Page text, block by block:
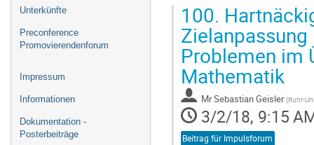
Unterkünfte
Preconference
Promovierendenforum
Impressum
Informationen
Dokumentation -
Posterbeiträge
100.
Problemen im
Mathematik
MrSebastian Geisler (Ruhr-
3/2/18, 9:15
Beitrag für Impulsforum